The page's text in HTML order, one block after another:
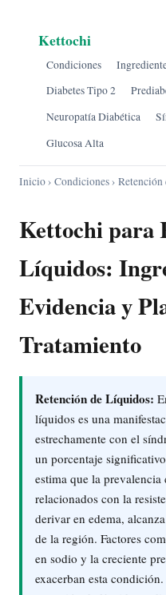
Kettochi
Condiciones
Diabetes Tipo 2
Neuropatía Diabética
Glucosa Alta
Inicio› Condiciones›
Kettochi para
Líquidos:
Evidencia y
Tratamiento
Retención de Líquidos:
líquidos es una
estrechamente con el
un porcentaje
estima que la
relacionados con la
derivar en edema,
de la región. Factores
en sodio y la creciente
exacerban esta